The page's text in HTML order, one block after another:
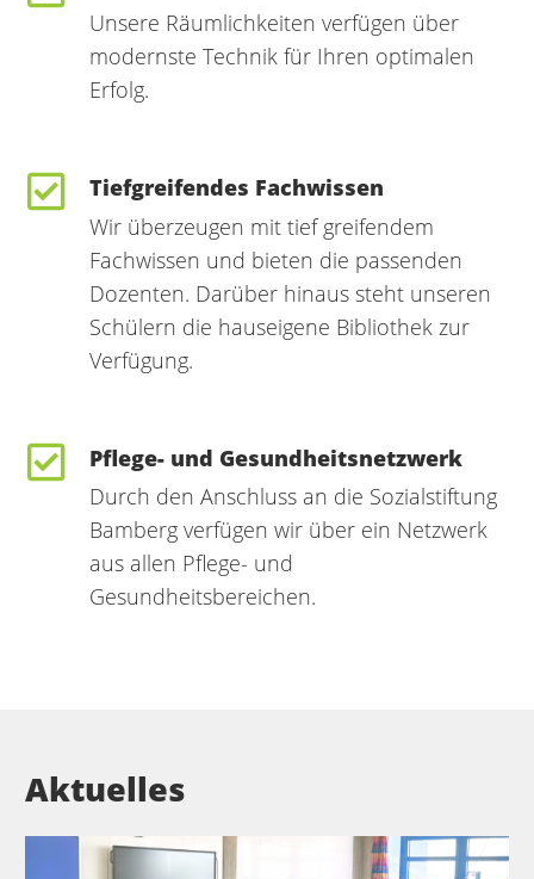
Unsere Räumlichkeiten verfügen über
modernste Technik für Ihren optimalen
Erfolg.
Tiefgreifendes Fachwissen
Wir überzeugen mit tief greifendem
Fachwissen und bieten die passenden
Dozenten. Darüber hinaus steht unseren
Schülern die hauseigene Bibliothek zur
Verfügung.
Pflege- und Gesundheitsnetzwerk
Durch den Anschluss an die Sozialstiftung
Bamberg verfügen wir über ein Netzwerk
aus allen Pflege- und
Gesundheitsbereichen.
Aktuelles